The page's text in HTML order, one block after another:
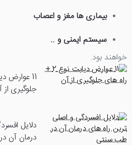
بیماری ها مغز و اعصاب
سیستم ایمنی و ..
خواهند بود.
جلوگیری از
دلایل
درمان آن